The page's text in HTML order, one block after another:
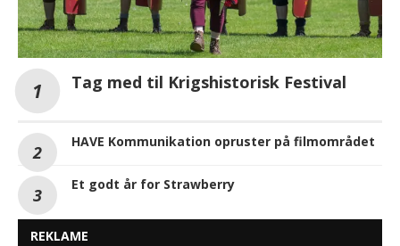
Tag med til Krigshistorisk Festival
HAVE Kommunikation opruster på filmområdet
Et godt år for Strawberry
REKLAME